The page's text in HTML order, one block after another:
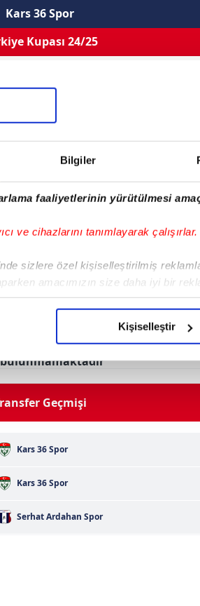
Bilgiler
faaliyetlerinin yürütülmesi
ve cihazlarını tanımlayarak çalışırlar.
sizlere özel kişiselleştirilmiş
amacımızın size daha iyi bir
gelen çabayı gösterdiğimizi ve
için İnternet Sitemizde
verileriniz işlenmekte olup gerekli
çerezler, sitemizin daha işlevsel
amaçlarıyla sınırlı olarak
yer alan panel vasıtasıyla
Metnimizi
Kanunu uyarınca hazırlanmış
Kişiselleştir
Kars 36 Spor
Kupası 24/25
0 0
Oynama
0
İlk 11
Türkiye Kupası 24/25
Geçmişi
Kars 36 Spor
Kars 36 Spor
Serhat Ardahan Spor